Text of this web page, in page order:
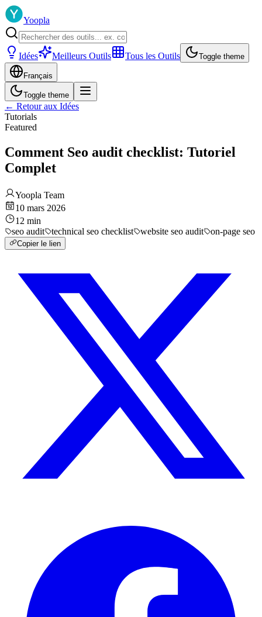
Yoopla
Idées Meilleurs Outils Tous les Outils Toggle theme
Français
Toggle theme
← Retour aux Idées
Tutorials
Featured
Comment Seo audit checklist: Tutoriel
Complet
Yoopla Team
10 mars 2026
12 min
seo audit
technical seo checklist website seo audit on-page seo
Copier le lien